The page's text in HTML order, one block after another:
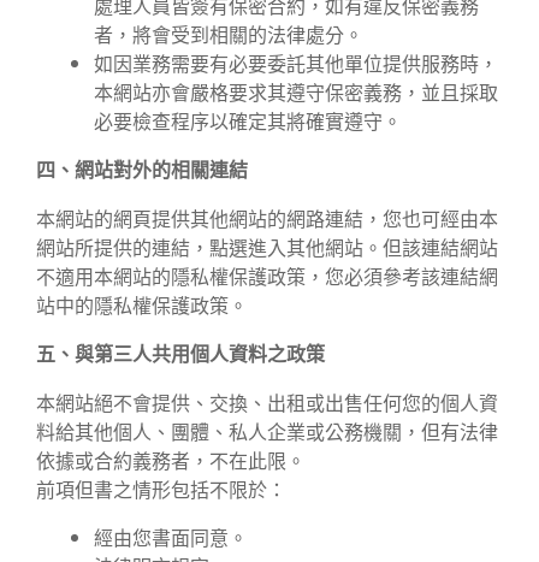
者，將會受到相關的法律處分。
如因業務需要有必要委託其他單位提供服務時，
本網站亦會嚴格要求其遵守保密義務，並且採取
必要檢查程序以確定其將確實遵守。
四、網站對外的相關連結
本網站的網頁提供其他網站的網路連結，您也可經由本
網站所提供的連結，點選進入其他網站。但該連結網站
不適用本網站的隱私權保護政策，您必須參考該連結網
站中的隱私權保護政策。
五、與第三人共用個人資料之政策
本網站絕不會提供、交換、出租或出售任何您的個人資
料給其他個人、團體、私人企業或公務機關，但有法律
依據或合約義務者，不在此限。
前項但書之情形包括不限於：
經由您書面同意。